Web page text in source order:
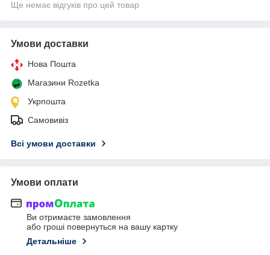
Ще немає відгуків про цей товар
Умови доставки
Нова Пошта
Магазини Rozetka
Укрпошта
Самовивіз
Всі умови доставки
Умови оплати
Ви отримаєте замовлення
або гроші повернуться на вашу картку
Детальніше